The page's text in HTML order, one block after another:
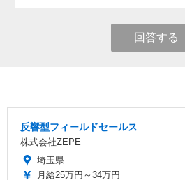
回答する
反響型フィールドセールス
株式会社ZEPE
埼玉県
月給25万円～34万円